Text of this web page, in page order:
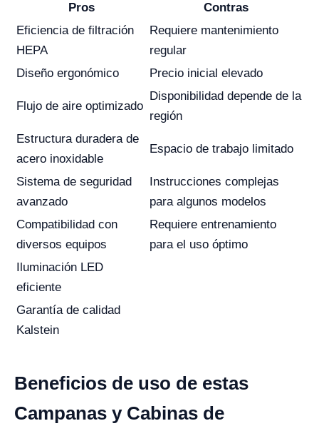
Pros
Contras
Eficiencia de filtración
HEPA
Requiere mantenimiento
regular
Diseño ergonómico
Precio inicial elevado
Flujo de aire optimizado
Disponibilidad depende de la
región
Estructura duradera de
acero inoxidable
Espacio de trabajo limitado
Sistema de seguridad
avanzado
Instrucciones complejas
para algunos modelos
Compatibilidad con
diversos equipos
Requiere entrenamiento
para el uso óptimo
Iluminación LED
eficiente
Garantía de calidad
Kalstein
Beneficios de uso de estas
Campanas y Cabinas de